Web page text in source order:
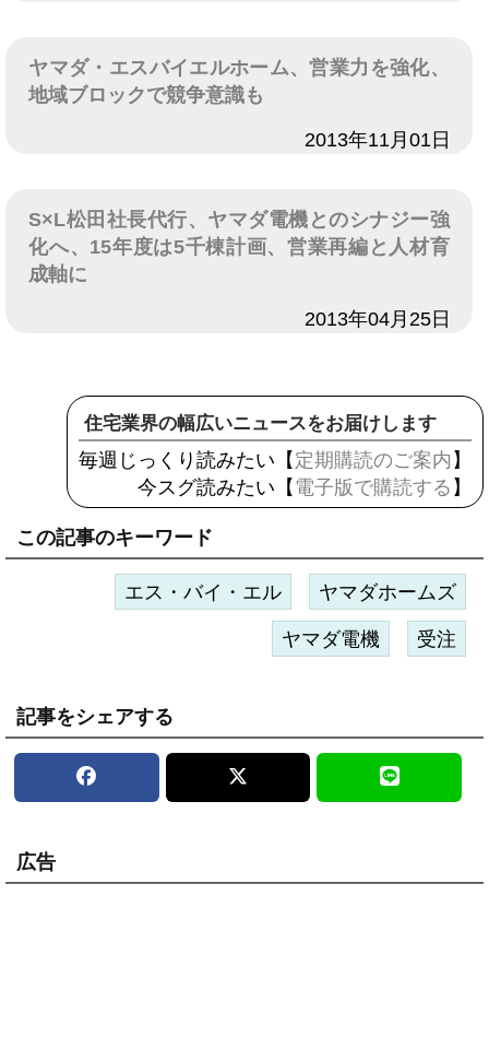
ヤマダ・エスバイエルホーム、営業力を強化、
地域ブロックで競争意識も
2013年11月01日
S×L松田社長代行、ヤマダ電機とのシナジー強
化へ、15年度は5千棟計画、営業再編と人材育
成軸に
2013年04月25日
住宅業界の幅広いニュースをお届けします
毎週じっくり読みたい【 定期購読のご案内 】
今スグ読みたい【 電子版で購読する 】
この記事のキーワード
エス・バイ・エル ヤマダホームズ
ヤマダ電機 受注
記事をシェアする
広告